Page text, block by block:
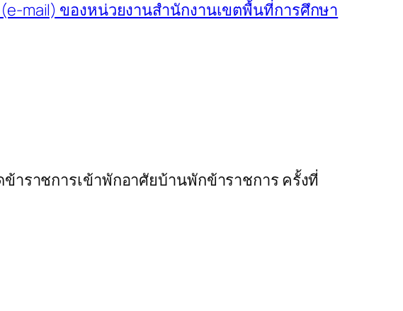
mail) ของหน่วยงานสำนักงานเขตพื้นที่การศึกษา
าราชการเข้าพักอาศัยบ้านพักข้าราชการ ครั้งที่